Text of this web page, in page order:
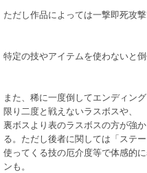
ただし作品によっては一撃即死攻
特定の技やアイテムを使わないと倒
また、稀に一度倒してエンディン
限り二度と戦えないラスボスや、
裏ボスより表のラスボスの方が強
る。ただし後者に関しては「ステ
使ってくる技の厄介度等で体感的
ンも。